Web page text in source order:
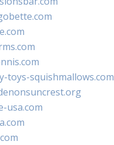
toys-squishmallows.com
usa.com